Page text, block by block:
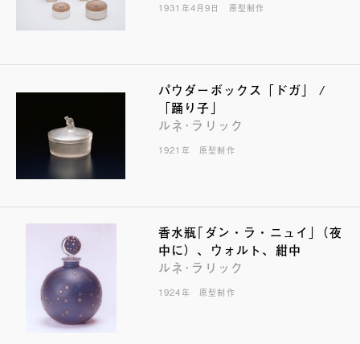
1931年4月9日 原型制作
パウダーボックス「ドガ」 /
「踊り子」
ルネ･ラリック
1921年 原型制作
香水瓶｢ダン・ラ・ニュイ｣（夜
中に）、ウォルト、紺中
ルネ･ラリック
1924年 原型制作